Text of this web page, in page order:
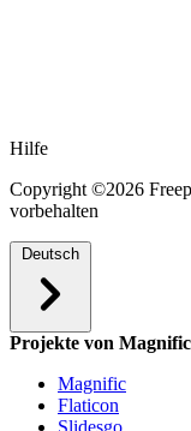
Hilfe
Copyright ©2026
vorbehalten
Deutsch
Projekte von Magnific
Magnific
Flaticon
Slidesgo